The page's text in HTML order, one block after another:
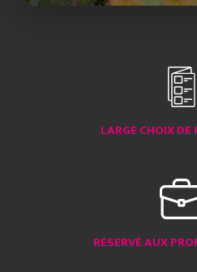
LARGE CHOIX DE
RÉSERVÉ AUX